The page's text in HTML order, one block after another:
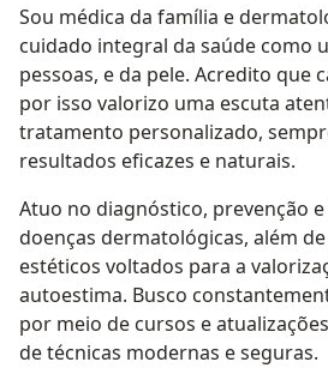
Sou médica da família e
cuidado integral da saúde como
pessoas, e da pele. Acredito que
por isso valorizo uma escuta
tratamento personalizado,
resultados eficazes e naturais.
Atuo no diagnóstico, prevenção
doenças dermatológicas, além
estéticos voltados para a
autoestima. Busco
por meio de cursos e
de técnicas modernas e seguras.